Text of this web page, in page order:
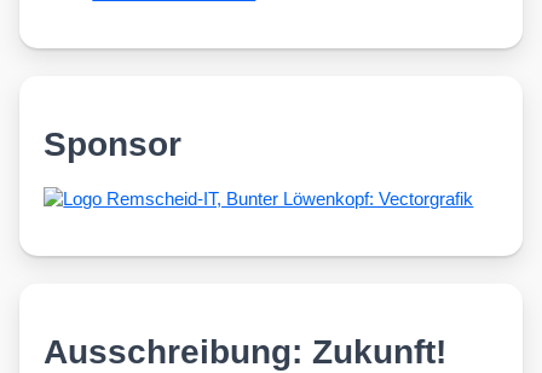
Sponsor
Ausschreibung: Zukunft!